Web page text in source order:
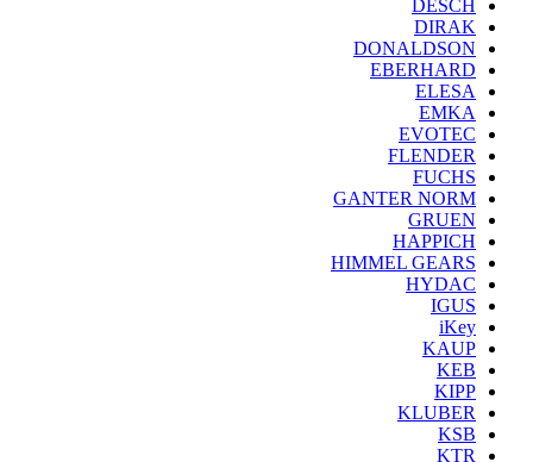
DESCH
DIRAK
DONALDSON
EBERHARD
ELESA
EMKA
EVOTEC
FLENDER
FUCHS
GANTER NORM
GRUEN
HAPPICH
HIMMEL GEARS
HYDAC
IGUS
iKey
KAUP
KEB
KIPP
KLUBER
KSB
KTR